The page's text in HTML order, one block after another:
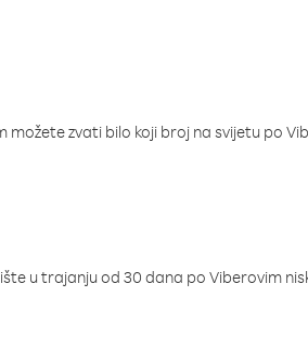
zvati bilo koji broj na svijetu po
u trajanju od 30 dana po Viberovim